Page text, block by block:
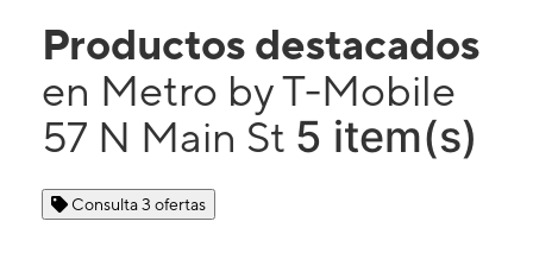
Productos destacados
en Metro by T-Mobile
57 N Main St 5 item(s)
Consulta 3 ofertas